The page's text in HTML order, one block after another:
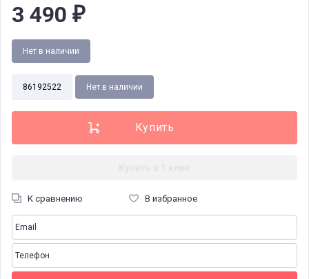
3 490 ₽
Нет в наличии
86192522 Нет в наличии
К сравнению В избранное